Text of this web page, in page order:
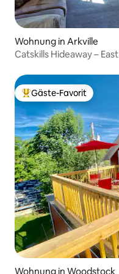
Wohnung in Arkville
Catskills Hideaway – East
Beliebter Gäste-Favorit.
Gäste-Favorit
Wohnung in Woodstock